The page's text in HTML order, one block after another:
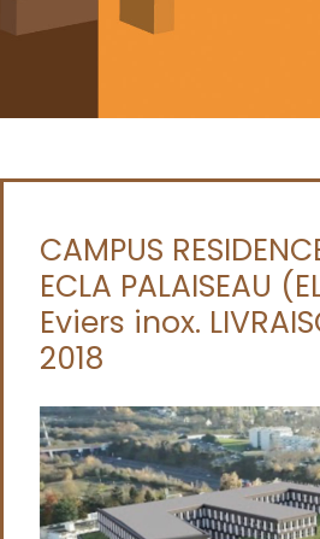
CAMPUS
ECLA PALAISEAU
Eviers inox.
2018